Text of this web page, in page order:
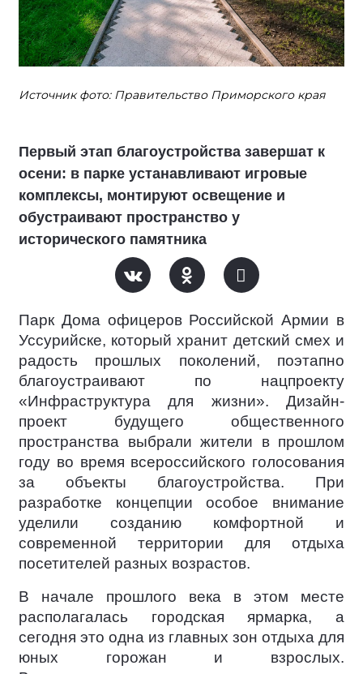
Источник фото: Правительство Приморского края
Первый этап благоустройства завершат к
осени: в парке устанавливают игровые
комплексы, монтируют освещение и
обустраивают пространство у
исторического памятника
Парк Дома офицеров Российской Армии в
Уссурийске, который хранит детский смех и
радость прошлых поколений, поэтапно
благоустраивают по нацпроекту
«Инфраструктура для жизни». Дизайн-
проект будущего общественного
пространства выбрали жители в прошлом
году во время всероссийского голосования
за объекты благоустройства. При
разработке концепции особое внимание
уделили созданию комфортной и
современной территории для отдыха
посетителей разных возрастов.
В начале прошлого века в этом месте
располагалась городская ярмарка, а
сегодня это одна из главных зон отдыха для
юных горожан и взрослых.